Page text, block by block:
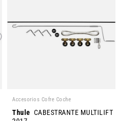
Accesorios Cofre Coche
Thule CABESTRANTE MULTILIFT